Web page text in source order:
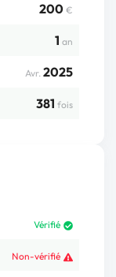
200 €
1 an
Avr. 2025
381 fois
Vérifié
Non-vérifié